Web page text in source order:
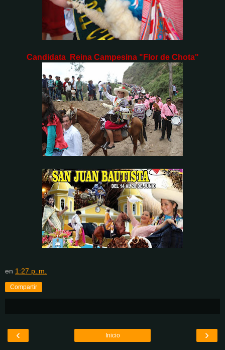
Candidata Reina Campesina "Flor de Chota"
en 1:27 p. m.
Compartir
‹ ›
Inicio